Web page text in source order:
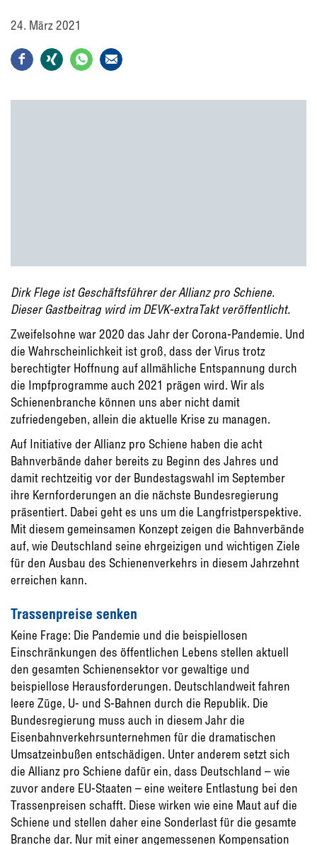
24. März 2021
Dirk Flege ist Geschäftsführer der Allianz pro Schiene.
Dieser Gastbeitrag wird im DEVK-extraTakt veröffentlicht.
Zweifelsohne war 2020 das Jahr der Corona-Pandemie. Und
die Wahrscheinlichkeit ist groß, dass der Virus trotz
berechtigter Hoffnung auf allmähliche Entspannung durch
die Impfprogramme auch 2021 prägen wird. Wir als
Schienenbranche können uns aber nicht damit
zufriedengeben, allein die aktuelle Krise zu managen.
Auf Initiative der Allianz pro Schiene haben die acht
Bahnverbände daher bereits zu Beginn des Jahres und
damit rechtzeitig vor der Bundestagswahl im September
ihre Kernforderungen an die nächste Bundesregierung
präsentiert. Dabei geht es uns um die Langfristperspektive.
Mit diesem gemeinsamen Konzept zeigen die Bahnverbände
auf, wie Deutschland seine ehrgeizigen und wichtigen Ziele
für den Ausbau des Schienenverkehrs in diesem Jahrzehnt
erreichen kann.
Trassenpreise senken
Keine Frage: Die Pandemie und die beispiellosen
Einschränkungen des öffentlichen Lebens stellen aktuell
den gesamten Schienensektor vor gewaltige und
beispiellose Herausforderungen. Deutschlandweit fahren
leere Züge, U- und S-Bahnen durch die Republik. Die
Bundesregierung muss auch in diesem Jahr die
Eisenbahnverkehrsunternehmen für die dramatischen
Umsatzeinbußen entschädigen. Unter anderem setzt sich
die Allianz pro Schiene dafür ein, dass Deutschland – wie
zuvor andere EU-Staaten – eine weitere Entlastung bei den
Trassenpreisen schafft. Diese wirken wie eine Maut auf die
Schiene und stellen daher eine Sonderlast für die gesamte
Branche dar. Nur mit einer angemessenen Kompensation